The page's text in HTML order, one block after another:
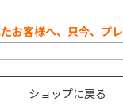
お客様へ、只今、プ
ショップに戻る